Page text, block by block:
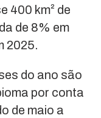
400 km² de
de 8% em
2025.
do ano são
por conta
de maio a